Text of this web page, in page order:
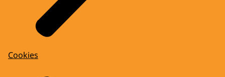
Cookies